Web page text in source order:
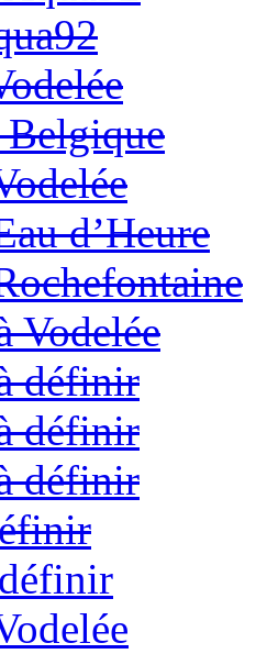
d’Heure
Vodelée
définir
définir
définir